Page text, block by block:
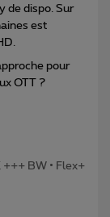
de dispo. Sur
est
pour
OTT ?
+++ BW • Flex+